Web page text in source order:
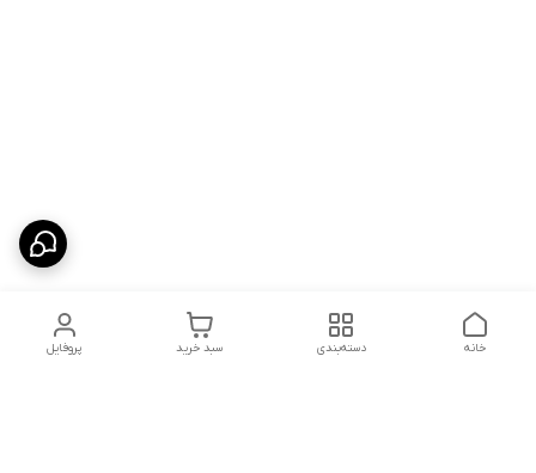
پروفایل سبد خرید دسته‌بندی خانه